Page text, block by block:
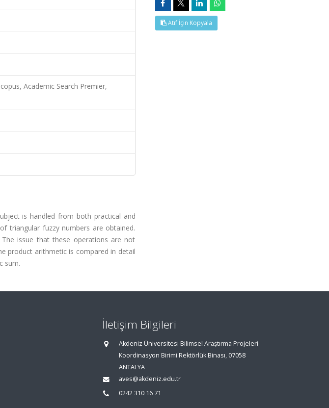
Academic Search Premier,
is handled from both practical and
triangular fuzzy numbers are obtained.
issue that these operations are not
product arithmetic is compared in detail
sum.
Atıf İçin Kopyala
İletişim Bilgileri
Akdeniz Üniversitesi Bilimsel Araştırma Projeleri
Koordinasyon Birimi Rektörlük Binası, 07058
ANTALYA
aves@akdeniz.edu.tr
0242 310 16 71